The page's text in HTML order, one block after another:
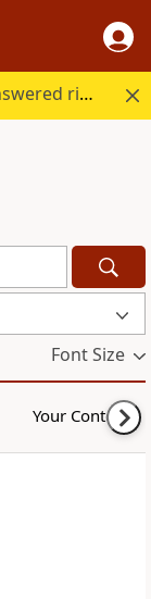
Every question Bible study raises, answered right here.
Font Size
Your Content